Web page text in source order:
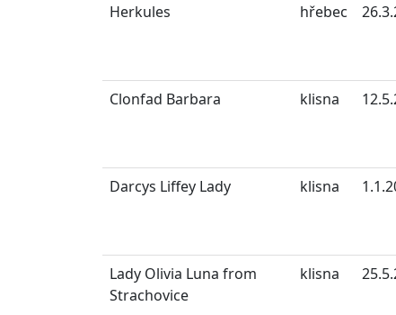
Herkules hřebec
Clonfad Barbara klisna
Darcys Liffey Lady klisna
Lady Olivia Luna from
Strachovice
klisna